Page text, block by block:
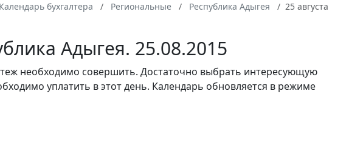
Календарь бухгалтера Региональные Республика Адыгея
25 августа
Адыгея. 25.08.2015
необходимо совершить. Достаточно выбрать интересующую
уплатить в этот день. Календарь обновляется в режиме